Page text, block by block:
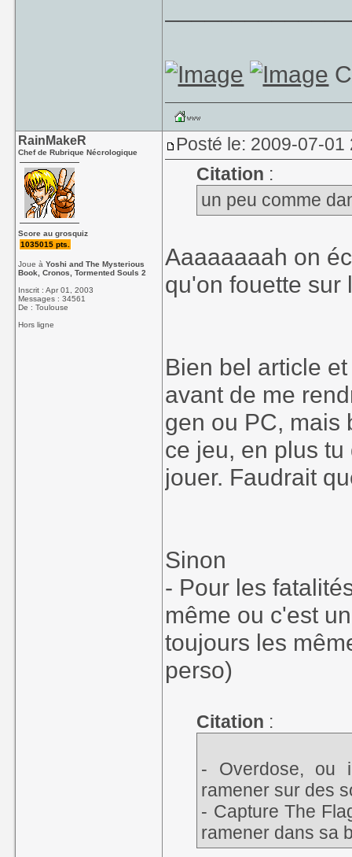
RainMakeR
Chef de Rubrique Nécrologique
Score au grosquiz
1035015 pts.
Joue àYoshi and The Mysterious
Book, Cronos, Tormented Souls 2
Inscrit : Apr 01, 2003
Messages : 34561
De : Toulouse
Hors ligne
Posté le: 2009-07-01
Citation :
un peu comme
Aaaaaaaah on
qu'on fouette
Bien bel article
avant de me
gen ou PC, mais
ce jeu, en plus
jouer. Faudrait
Sinon
- Pour les
même ou c'est
toujours les
perso)
Citation :
- Overdose, ou
ramener sur des
- Capture The
ramener dans sa